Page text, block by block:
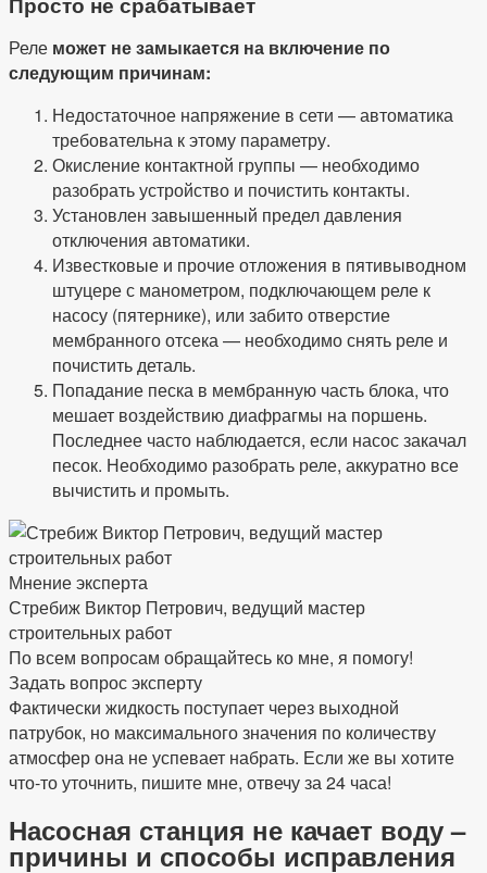
Реле может не замыкается на включение по
следующим причинам:
Недостаточное напряжение в сети — автоматика
требовательна к этому параметру.
Окисление контактной группы — необходимо
разобрать устройство и почистить контакты.
Установлен завышенный предел давления
отключения автоматики.
Известковые и прочие отложения в пятивыводном
штуцере с манометром, подключающем реле к
насосу (пятернике), или забито отверстие
мембранного отсека — необходимо снять реле и
почистить деталь.
Попадание песка в мембранную часть блока, что
мешает воздействию диафрагмы на поршень.
Последнее часто наблюдается, если насос закачал
песок. Необходимо разобрать реле, аккуратно все
вычистить и промыть.
Мнение эксперта
Стребиж Виктор Петрович, ведущий мастер
строительных работ
По всем вопросам обращайтесь ко мне, я помогу!
Задать вопрос эксперту
Фактически жидкость поступает через выходной
патрубок, но максимального значения по количеству
атмосфер она не успевает набрать. Если же вы хотите
что-то уточнить, пишите мне, отвечу за 24 часа!
Насосная станция не качает воду –
причины и способы исправления